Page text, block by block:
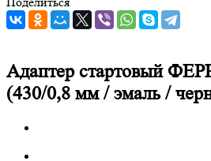
Адаптер стартовый
(430/0,8 мм / эмаль /